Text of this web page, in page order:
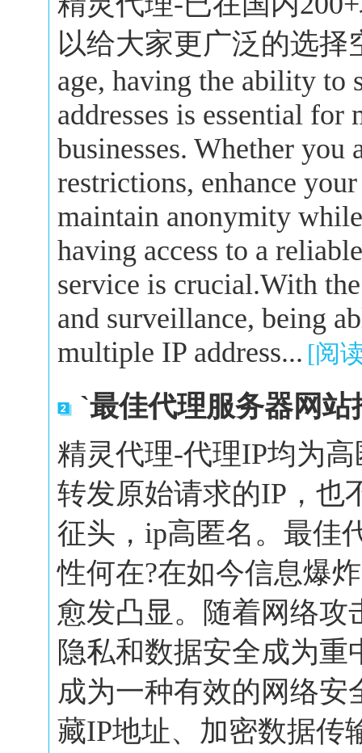
以给大家更广泛的选择
age, having the ability to
addresses is essential
businesses. Whether you
restrictions, enhance
maintain anonymity
having access to a
service is crucial.With
and surveillance, being
multiple IP address... [阅
`最佳代理服务器网
精灵代理-代理IP均为
转发原始请求的IP，也
征头，ip高匿名。最佳
性何在?在如今信息爆
愈发凸显。随着网络攻
隐私和数据安全成为
成为一种有效的网络
藏IP地址、加密数据传